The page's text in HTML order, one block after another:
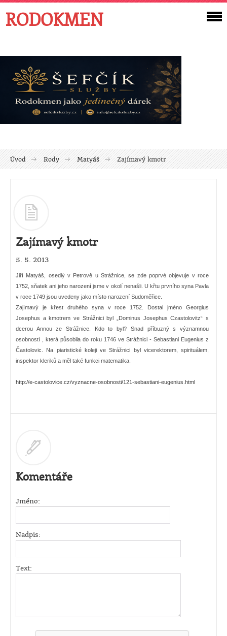
RODOKMEN
Úvod Rody Matyáš Zajímavý kmotr
Zajímavý kmotr
5. 5. 2013
Jiří Matyáš, osedlý v Petrově u Strážnice, se zde poprvé objevuje v roce
1752, sňatek ani jeho narození jsme v okolí nenašli. U křtu prvního syna Pavla
v roce 1749 jsou uvedeny jako místo narození Sudoměřice.
Zajímavý je křest druhého syna v roce 1752. Dostal jméno Georgius
Josephus a kmotrem ve Strážnici byl „Dominus Josephus Czastolovitz“ s
dcerou Annou ze Strážnice. Kdo to byl? Snad příbuzný s významnou
osobností , která působila do roku 1746 ve Strážnici - Sebastiani Eugenius z
Častolovic. Na piaristické koleji ve Strážnici byl vicerektorem, spirituálem,
inspektor kleriků a měl také funkci matematika.
http://e-castolovice.cz/vyznacne-osobnosti/121-sebastiani-eugenius.html
Komentáře
Jméno:
Nadpis:
Text: